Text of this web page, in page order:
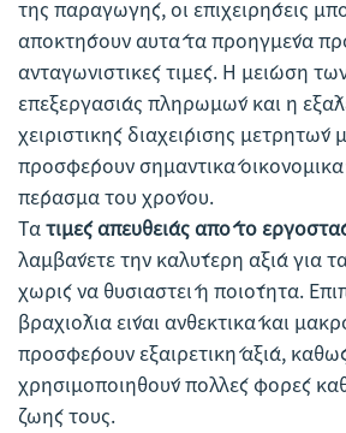
της παραγωγής, οι επιχειρήσεις
αποκτήσουν αυτά τα προηγμένα
ανταγωνιστικές τιμές. Η μείωση
επεξεργασίας πληρωμών και η
χειριστικής διαχείρισης
προσφέρουν σημαντικά
πέρασμα του χρόνου.
Τατιμές απευθείας από το
λαμβάνετε την καλύτερη αξία για
χωρίς να θυσιαστεί η ποιότητα.
βραχιόλια είναι ανθεκτικά και
προσφέρουν εξαιρετική αξία,
χρησιμοποιηθούν πολλές φορές
ζωής τους.